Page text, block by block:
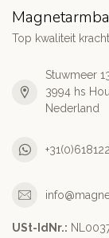
Top kwaliteit
Stuwmeer
3994 hs
Nederland
USt-IdNr.: